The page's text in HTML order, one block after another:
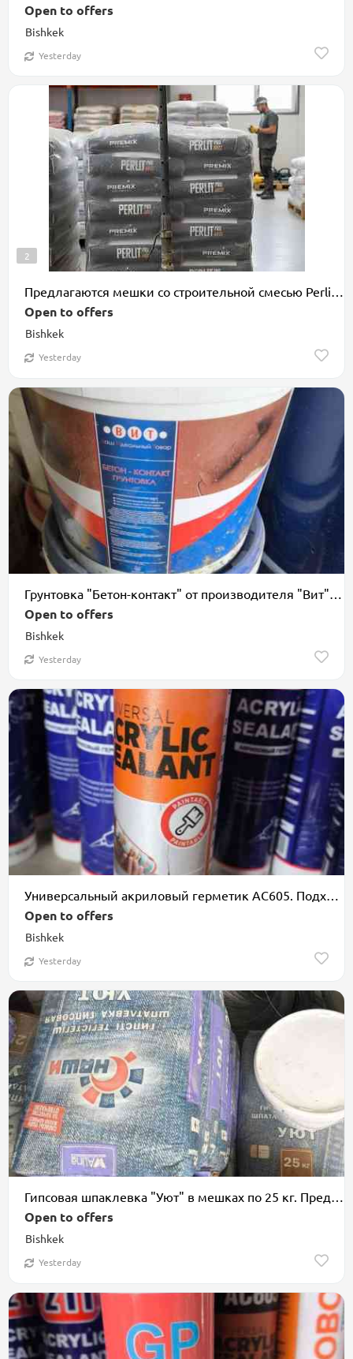
Bishkek
Open to offers
Yesterday
2
Предлагаются мешки со строительной смесью Perlit Pro Max от Premix
Bishkek
Open to offers
Yesterday
Bishkek
Open to offers
Yesterday
Bishkek
Open to offers
Yesterday
Гипсовая шпаклевка "Уют" в мешках по 25 кг. Предназначена для
Bishkek
Open to offers
Yesterday